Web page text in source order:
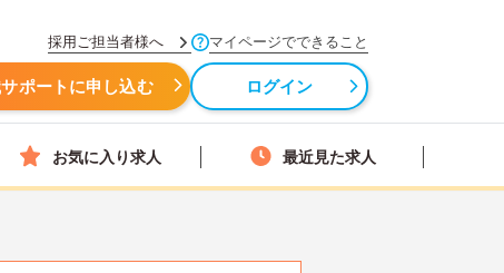
採用ご担当者様へ マイページでできること
ポートに申し込む ログイン
お気に入り求人 最近見た求人